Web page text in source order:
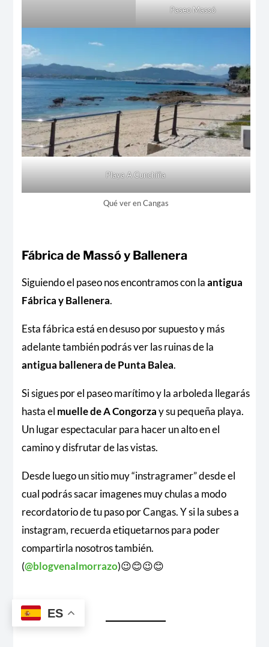
Paseo Massó
Playa A Cunchiña
Qué ver en Cangas
Fábrica de Massó y Ballenera
Siguiendo el paseo nos encontramos con laantigua
Fábrica y Ballenera.
Esta fábrica está en desuso por supuesto y más
adelante también podrás ver las ruinas de la
antigua ballenera de Punta Balea.
Si sigues por el paseo marítimo y la arboleda llegarás
hasta el muelle de A Congorzay su pequeña playa.
Un lugar espectacular para hacer un alto en el
camino y disfrutar de las vistas.
Desde luego un sitio muy “instragramer” desde el
cual podrás sacar imagenes muy chulas a modo
recordatorio de tu paso por Cangas. Y si la subes a
instagram, recuerda etiquetarnos para poder
compartirla nosotros también.
(@blogvenalmorrazo)😉😊😉😊
ES